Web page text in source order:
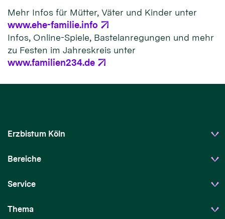
Mehr Infos für Mütter, Väter und Kinder unter
www.ehe-familie.info
Infos, Online-Spiele, Bastelanregungen und mehr
zu Festen im Jahreskreis unter
www.familien234.de
Erzbistum Köln
Bereiche
Service
Thema